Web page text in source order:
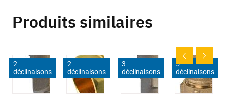
Produits similaires
2
déclinaisons
2
déclinaisons
3
déclinaisons
5
déclinaisons